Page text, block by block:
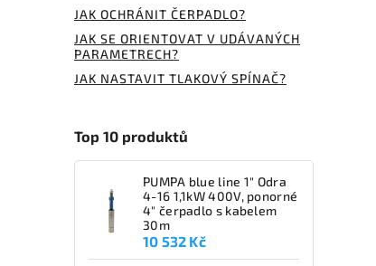
JAK OCHRÁNIT ČERPADLO?
JAK SE ORIENTOVAT V UDÁVANÝCH
PARAMETRECH?
JAK NASTAVIT TLAKOVÝ SPÍNAČ?
Top 10 produktů
PUMPA blue line 1" Odra
4-16 1,1kW 400V, ponorné
4" čerpadlo s kabelem
30m
10 532 Kč